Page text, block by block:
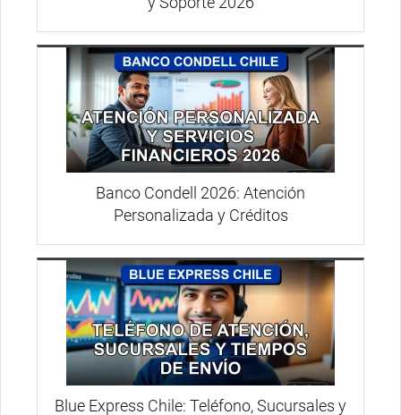
Banco Condell 2026: Atención
Personalizada y Créditos
Blue Express Chile: Teléfono, Sucursales y